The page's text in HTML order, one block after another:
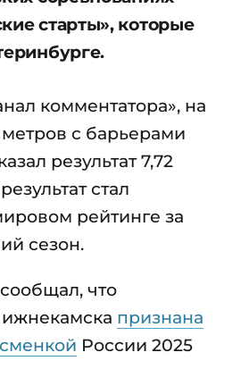
старты», которые
комментатора», на
с барьерами
результат 7,72
стал
рейтинге за
сезон.
что
признана
России 2025